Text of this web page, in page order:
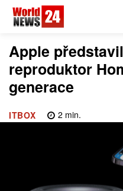
Apple
reproduktor
generace
ITBOX 2 min.